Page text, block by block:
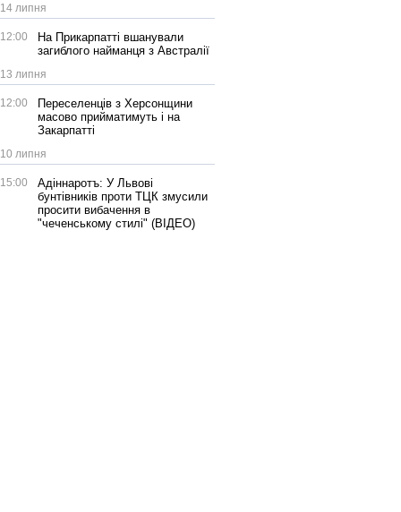
14 липня
12:00
На Прикарпатті вшанували
загиблого найманця з Австралії
13 липня
12:00
Переселенців з Херсонщини
масово прийматимуть і на
Закарпатті
10 липня
15:00
Адіннаротъ: У Львові
бунтівників проти ТЦК змусили
просити вибачення в
"чеченському стилі" (ВІДЕО)